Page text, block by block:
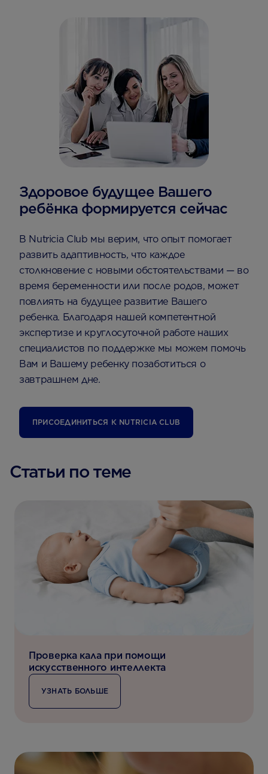
Здоровое будущее Вашего
ребёнка формируется сейчас
В Nutricia Club мы верим, что опыт помогает
развить адаптивность, что каждое
столкновение с новыми обстоятельствами — во
время беременности или после родов, может
повлиять на будущее развитие Вашего
ребенка. Благодаря нашей компетентной
экспертизе и круглосуточной работе наших
специалистов по поддержке мы можем помочь
Вам и Вашему ребенку позаботиться о
завтрашнем дне.
ПРИСОЕДИНИТЬСЯ К NUTRICIA CLUB
Статьи по теме
Проверка кала при помощи
искусственного интеллекта
УЗНАТЬ БОЛЬШЕ